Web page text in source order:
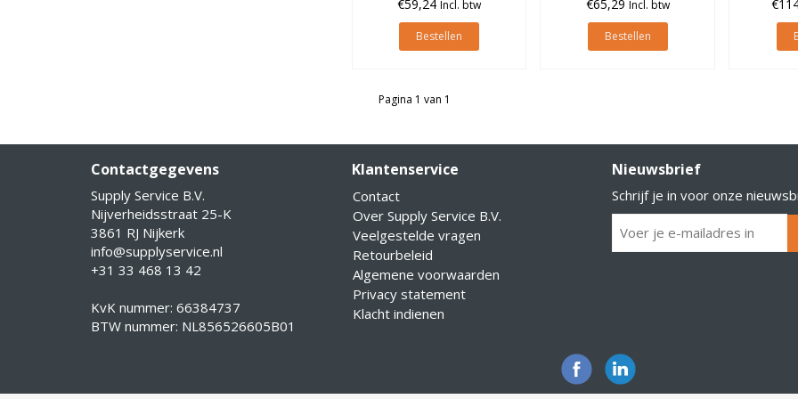
€59,24 Incl. btw
Bestellen
€65,29 Incl. btw
Bestellen
Pagina 1 van 1
Contactgegevens
Supply Service B.V.
Nijverheidsstraat 25-K
3861 RJ Nijkerk
info@supplyservice.nl
+31 33 468 13 42
KvK nummer: 66384737
BTW nummer: NL856526605B01
Klantenservice
Contact
Over Supply Service B.V.
Veelgestelde vragen
Retourbeleid
Algemene voorwaarden
Privacy statement
Klacht indienen
Nieuwsbrief
Schrijf je in voor onze